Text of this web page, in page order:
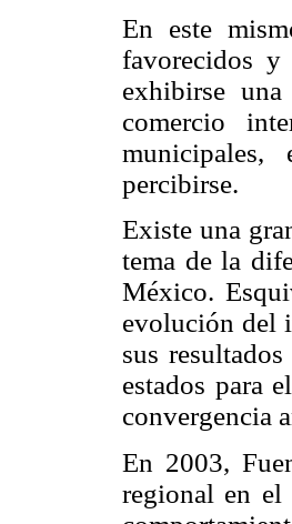
En este
favorecidos y
exhibirse
comercio
municipales,
percibirse.
Existe una
tema de la
México.
evolución del
sus
estados para
convergencia
En 2003,
regional en el